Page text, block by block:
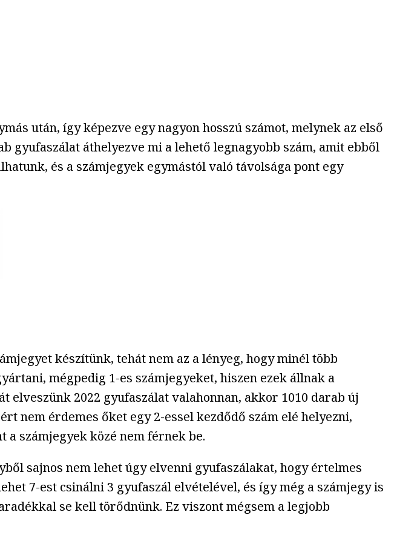
után, így képezve egy nagyon hosszú számot, melynek az első
gyufaszálat áthelyezve mi a lehető legnagyobb szám, amit ebből
és a számjegyek egymástól való távolsága pont egy
készítünk, tehát nem az a lényeg, hogy minél több
mégpedig 1-es számjegyeket, hiszen ezek állnak a
2022 gyufaszálat valahonnan, akkor 1010 darab új
nem érdemes őket egy 2-essel kezdődő szám elé helyezni,
számjegyek közé nem férnek be.
sajnos nem lehet úgy elvenni gyufaszálakat, hogy értelmes
7-est csinálni 3 gyufaszál elvételével, és így még a számjegy is
se kell törődnünk. Ez viszont mégsem a legjobb